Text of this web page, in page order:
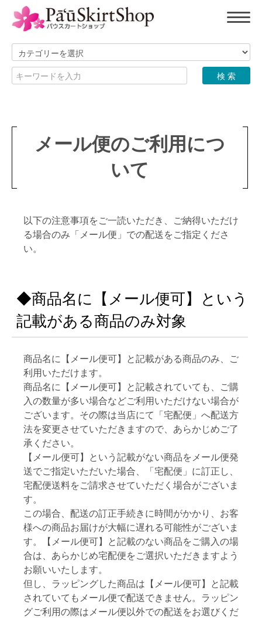
メール便のご利用につ
いて
以下の注意事項をご一読いただき、ご納得いただけ
る場合のみ「メール便」での配送をご指定くださ
い。
◆商品名に【メール便可】という
記載がある商品のみ対象
商品名に【メール便可】と記載がある商品のみ、ご
利用いただけます。
商品名に【メール便可】と記載されていても、ご購
入の数量が多い場合などご利用いただけない場合が
ございます。その際は当店にて「宅配便」へ配送方
法を変更させていただきますので、あらかじめご了
承ください。
【メール便可】という記載がない商品をメール便発
送でご指定いただいた場合、「宅配便」に訂正し、
宅配便送料をご請求させていただく場合がございま
す。
この場合、配送の訂正手続きに時間がかかり、お客
様への商品お届けが大幅に遅れる可能性がございま
す。【メール便可】と記載のない商品をご購入の場
合は、あらかじめ宅配便をご選択いただきますよう
お願いいたします。
但し、ラッピングした商品は【メール便可】と記載
されていてもメール便で配送できません。ラッピン
グご利用の際はメール便以外での配送をお選びくだ